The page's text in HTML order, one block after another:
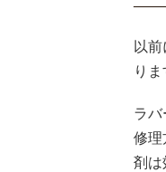
以
り
ラバ
修理
剤は